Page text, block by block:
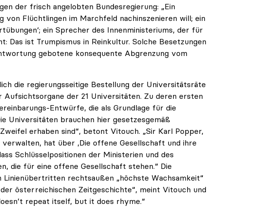
der frisch angelobten Bundesregierung: „Ein
von Flüchtlingen im Marchfeld nachinszenieren will; ein
ein Sprecher des Innenministeriums, der für
Das ist Trumpismus in Reinkultur. Solche Besetzungen
gebotene konsequente Abgrenzung vom
die regierungsseitige Bestellung der Universitätsräte
der 21 Universitäten. Zu deren ersten
Entwürfe, die als Grundlage für die
Universitäten brauchen hier gesetzesgemäß
erhaben sind“, betont Vitouch. „Sir Karl Popper,
hat über ‚Die offene Gesellschaft und ihre
Schlüsselpositionen der Ministerien und des
die für eine offene Gesellschaft stehen.“ Die
rechtsaußen „höchste Wachsamkeit“
österreichischen Zeitgeschichte“, meint Vitouch und
repeat itself, but it does rhyme.“